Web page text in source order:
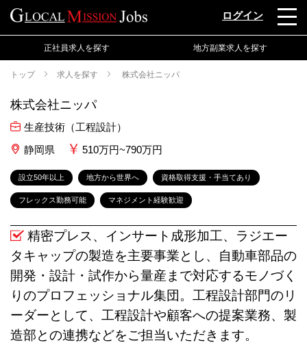
ログイン
正社員求人を探す 地方副業求人を探す
トップ 求人を探す 株式会社ニッパ
株式会社ニッパ
生産技術（工程設計）
静岡県
510万円~790万円
設立50年以上 地方から世界へ 資格取得支援・手当てあり
フレックス勤務可能 マネジメント経験歓迎
精密プレス、インサート成形加工、ラジエー
タキャップの製造を主要事業とし、自動車部品の
開発・設計・試作から量産まで対応するモノづく
りのプロフェッショナル集団。工程設計部門のリ
ーダーとして、工程設計や顧客への提案業務、製
造部との連携などをご担当いただきます。